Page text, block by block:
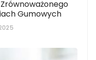
Gumowych